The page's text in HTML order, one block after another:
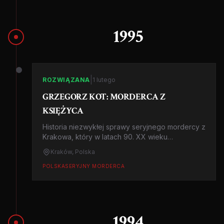
1995
ROZWIĄZANA 1 lutego
GRZEGORZ KOT: MORDERCA Z
KSIĘŻYCA
Historia niezwykłej sprawy seryjnego mordercy z
Krakowa, który w latach 90. XX wieku
wykorzystywał swoją pracę w planetarium do
zwabiania ofiar.
Kraków, Polska
POLSKASERYJNY MORDERCA